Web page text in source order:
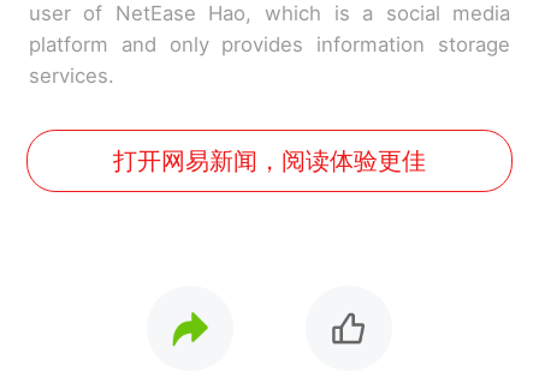
user of NetEase Hao, which is a social media
platform and only provides information storage
services.
打开网易新闻，阅读体验更佳